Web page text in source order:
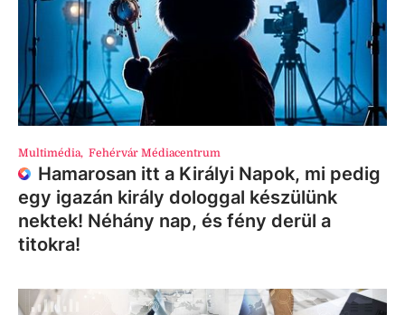
Multimédia, Fehérvár Médiacentrum
Hamarosan itt a Királyi Napok, mi pedig
egy igazán király dologgal készülünk
nektek! Néhány nap, és fény derül a
titokra!